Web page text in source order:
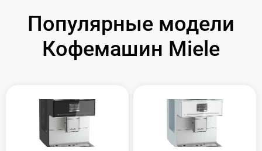
Популярные модели
Кофемашин Miele